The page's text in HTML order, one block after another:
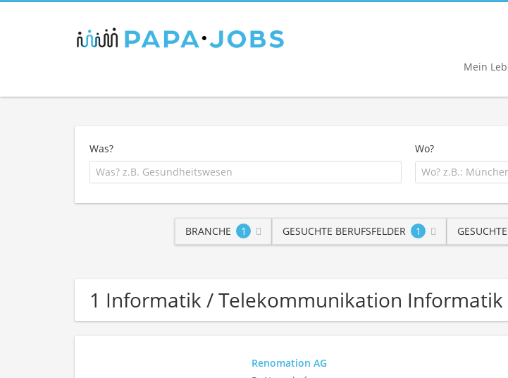
Mein
Was? Wo?
BRANCHE 1 GESUCHTE BERUFSFELDER 1
1 Informatik / Telekommunikation
Renomation AG